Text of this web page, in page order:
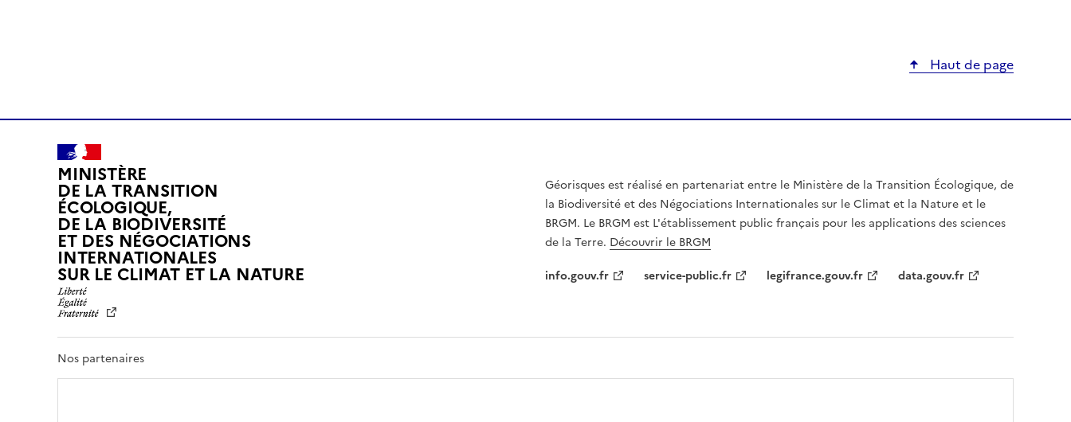
Haut de page
MINISTÈRE
DE LA TRANSITION
ÉCOLOGIQUE,
DE LA BIODIVERSITÉ
ET DES NÉGOCIATIONS
INTERNATIONALES
SUR LE CLIMAT ET LA NATUREL
R
É
Géorisques est réalisé en partenariat entre le Ministère de la Transition Écologique, de
la Biodiversité et des Négociations Internationales sur le Climat et la Nature et le
BRGM. Le BRGM est L'établissement public français pour les applications des sciences
de la Terre. Découvrir le BRGM
info.gouv.fr
service-public.fr legifrance.gouv.fr data.gouv.fr
Nos partenaires